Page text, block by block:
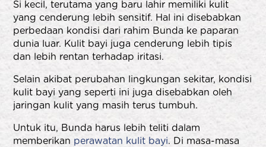
Si kecil, terutama yang baru lahir memiliki kulit
yang cenderung lebih sensitif. Hal ini disebabkan
perbedaan kondisi dari rahim Bunda ke paparan
dunia luar. Kulit bayi juga cenderung lebih tipis
dan lebih rentan terhadap iritasi.
Selain akibat perubahan lingkungan sekitar, kondisi
kulit bayi yang seperti ini juga disebabkan oleh
jaringan kulit yang masih terus tumbuh.
Untuk itu, Bunda harus lebih teliti dalam
memberikan perawatan kulit bayi. Di masa-masa